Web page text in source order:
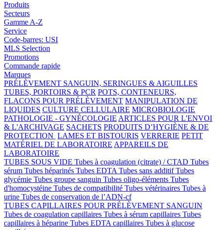
Produits
Secteurs
Gamme A-Z
Service
Code-barres: USI
MLS Selection
Promotions
Commande rapide
Marques
PRÉLÈVEMENT SANGUIN, SERINGUES & AIGUILLES
TUBES, PORTOIRS & PCR POTS, CONTENEURS,
FLACONS POUR PRÉLÈVEMENT MANIPULATION DE
LIQUIDES CULTURE CELLULAIRE MICROBIOLOGIE
PATHOLOGIE - GYNÉCOLOGIE ARTICLES POUR L'ENVOI
& L'ARCHIVAGE SACHETS PRODUITS D’HYGIÈNE & DE
PROTECTION LAMES ET BISTOURIS VERRERIE PETIT
MATÉRIEL DE LABORATOIRE APPAREILS DE
LABORATOIRE
TUBES SOUS VIDE Tubes à coagulation (citrate) / CTAD Tubes
sérum Tubes héparinés Tubes EDTA Tubes sans additifTubes
glycémie Tubes groupe sanguin Tubes oligo-éléments Tubes
d'homocystéine Tubes de compatibilité Tubes vétérinaires Tubes à
urine Tubes de conservation de l’ADN-cf
TUBES CAPILLAIRES POUR PRÉLÈVEMENT SANGUIN
Tubes de coagulation capillaires Tubes à sérum capillaires Tubes
capillaires à héparine Tubes EDTA capillaires Tubes à glucose